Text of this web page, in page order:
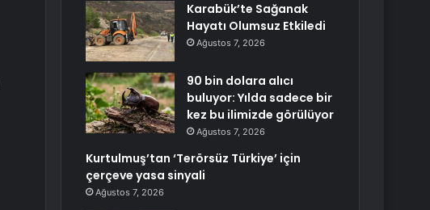
Karabük’te Sağanak
Hayatı Olumsuz Etkiledi
Ağustos 7, 2026
90 bin dolara alıcı
buluyor: Yılda sadece bir
kez bu ilimizde görülüyor
Ağustos 7, 2026
Kurtulmuş’tan ‘Terörsüz Türkiye’ için
çerçeve yasa sinyali
Ağustos 7, 2026